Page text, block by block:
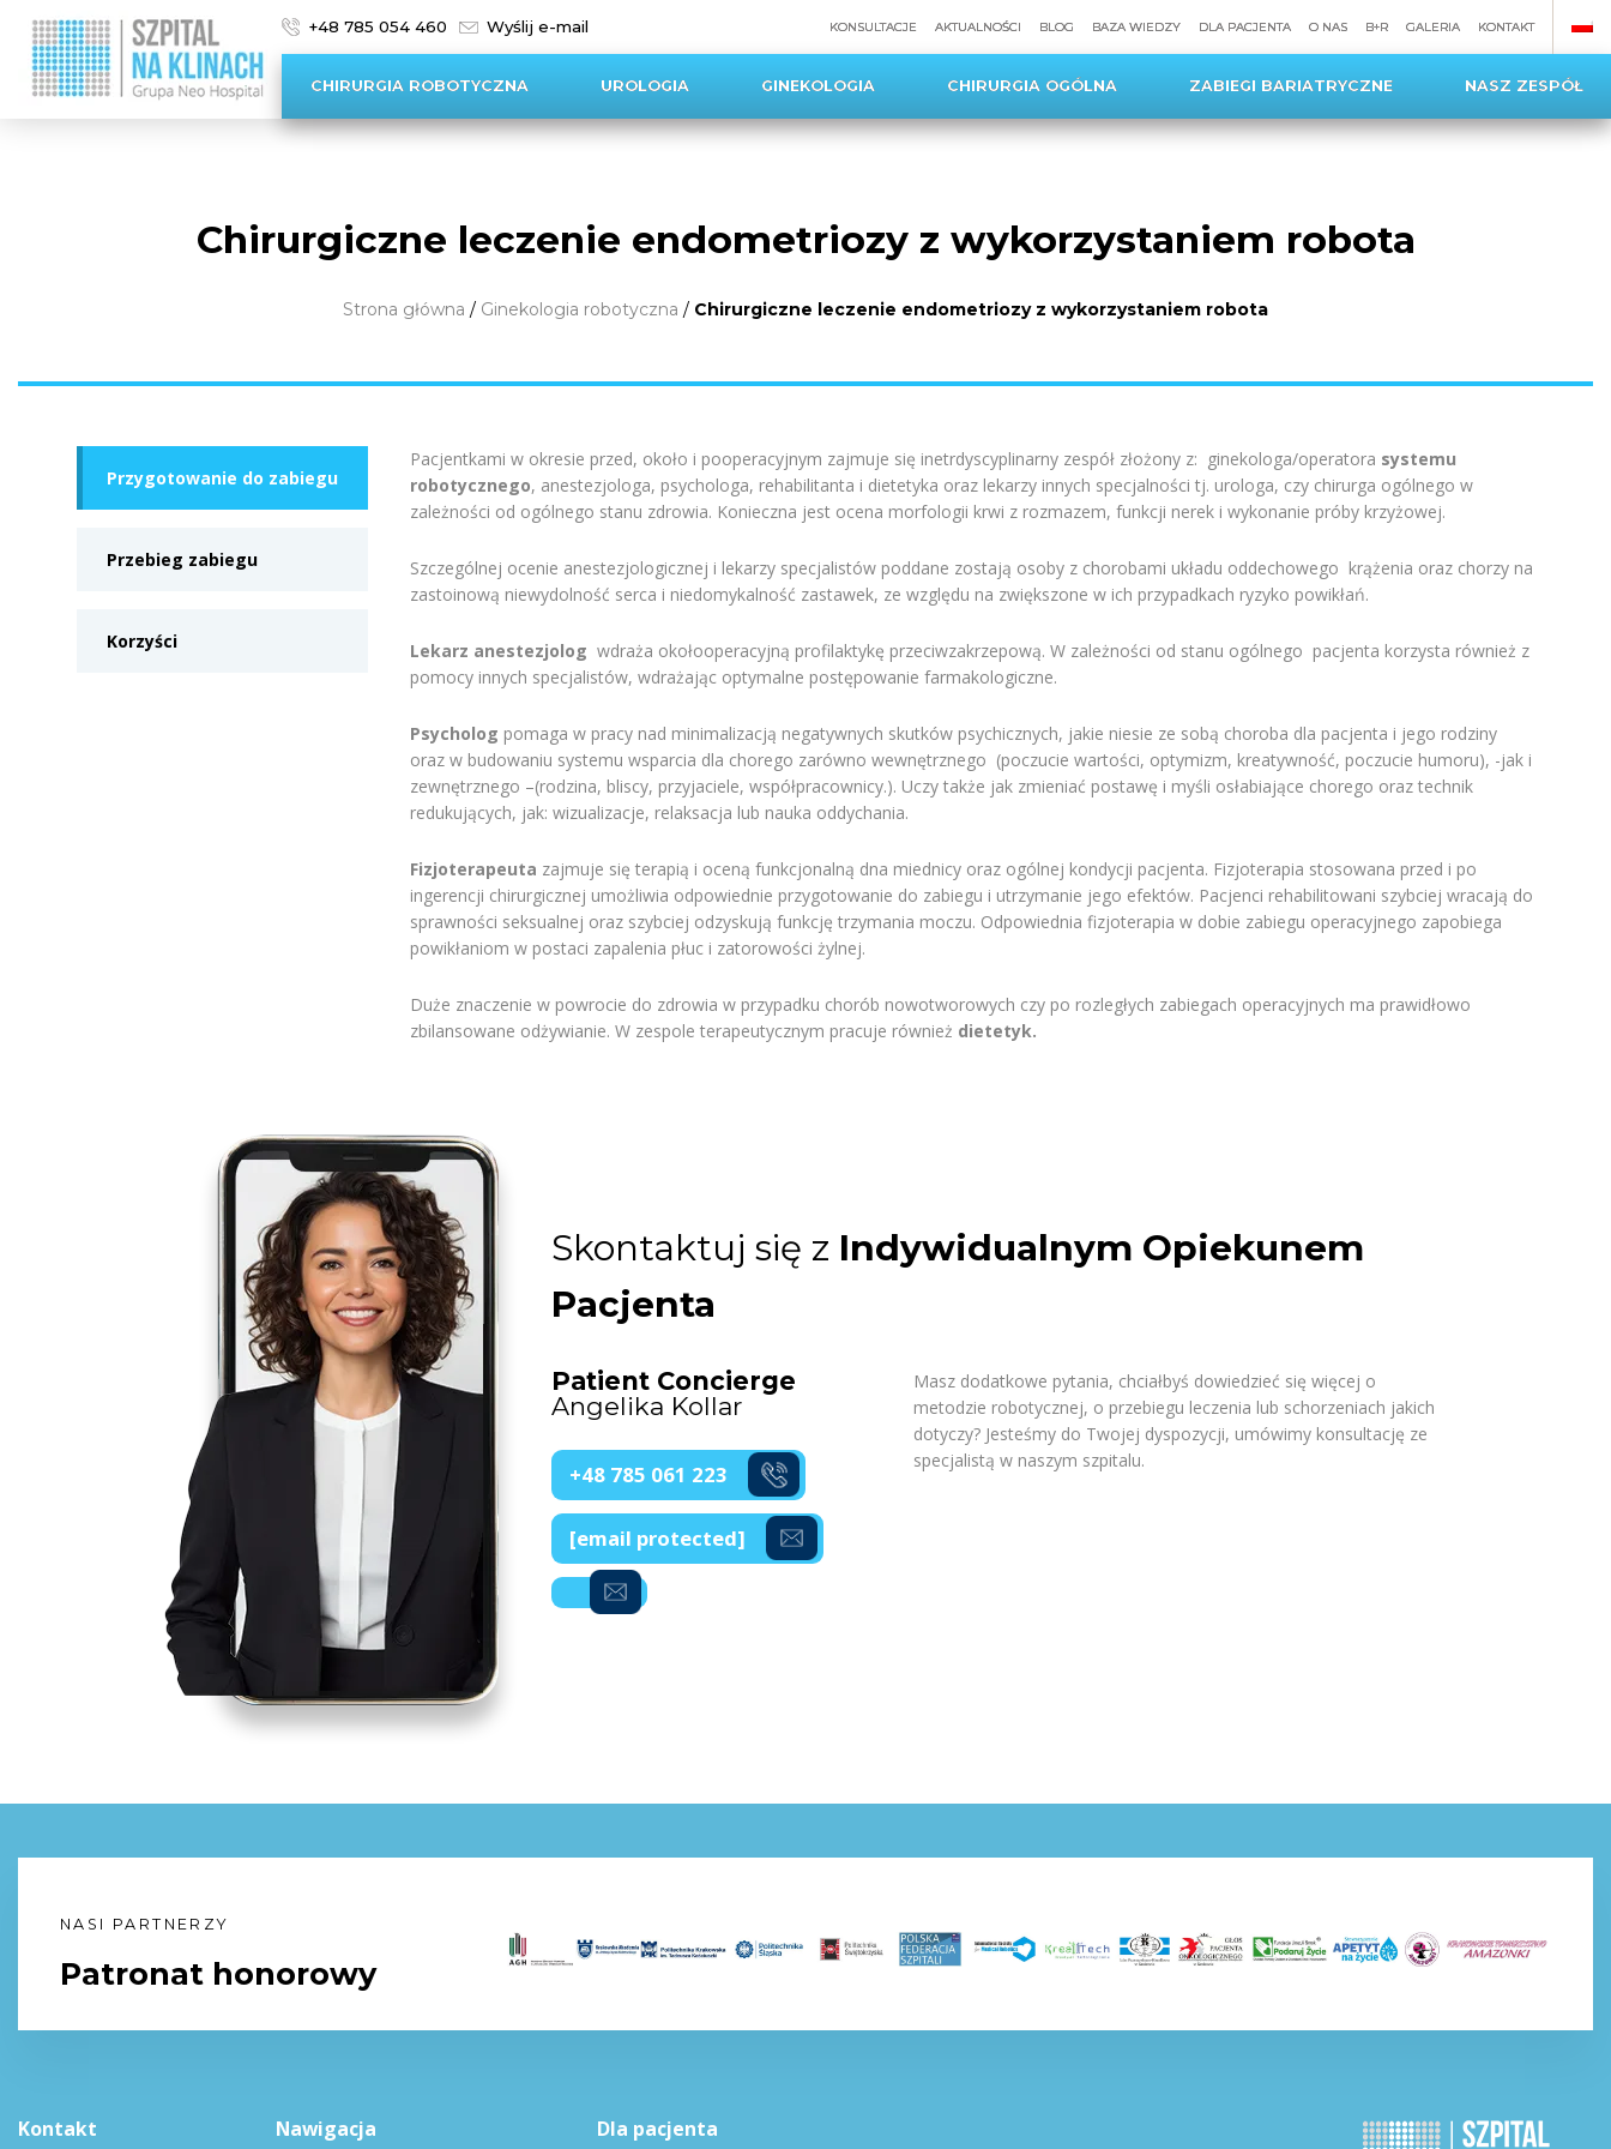
+48 785 054 460 Wyślij e-mail KONSULTACJE AKTUALNOŚCI BLOG BAZA WIEDZY DLA PACJENTA O NAS B+R GALERIA KONTAKT
CHIRURGIA ROBOTYCZNA UROLOGIA GINEKOLOGIA CHIRURGIA OGÓLNA ZABIEGI BARIATRYCZNE NASZ ZESPÓŁ
Chirurgiczne leczenie endometriozy z wykorzystaniem robota
Strona główna / Ginekologia robotyczna / Chirurgiczne leczenie endometriozy z wykorzystaniem robota
Przygotowanie do zabiegu
Przebieg zabiegu
Korzyści
Pacjentkami w okresie przed, około i pooperacyjnym zajmuje się inetrdyscyplinarny zespół złożony z: ginekologa/operatora systemu
robotycznego, anestezjologa, psychologa, rehabilitanta i dietetyka oraz lekarzy innych specjalności tj. urologa, czy chirurga ogólnego w
zależności od ogólnego stanu zdrowia. Konieczna jest ocena morfologii krwi z rozmazem, funkcji nerek i wykonanie próby krzyżowej.
Szczególnej ocenie anestezjologicznej i lekarzy specjalistów poddane zostają osoby z chorobami układu oddechowego krążenia oraz chorzy na
zastoinową niewydolność serca i niedomykalność zastawek, ze względu na zwiększone w ich przypadkach ryzyko powikłań.
Lekarz anestezjolog wdraża okołooperacyjną profilaktykę przeciwzakrzepową. W zależności od stanu ogólnego pacjenta korzysta również z
pomocy innych specjalistów, wdrażając optymalne postępowanie farmakologiczne.
Psycholog pomaga w pracy nad minimalizacją negatywnych skutków psychicznych, jakie niesie ze sobą choroba dla pacjenta i jego rodziny
oraz w budowaniu systemu wsparcia dla chorego zarówno wewnętrznego (poczucie wartości, optymizm, kreatywność, poczucie humoru), -jak i
zewnętrznego –(rodzina, bliscy, przyjaciele, współpracownicy.). Uczy także jak zmieniać postawę i myśli osłabiające chorego oraz technik
redukujących, jak: wizualizacje, relaksacja lub nauka oddychania.
Fizjoterapeuta zajmuje się terapią i oceną funkcjonalną dna miednicy oraz ogólnej kondycji pacjenta. Fizjoterapia stosowana przed i po
ingerencji chirurgicznej umożliwia odpowiednie przygotowanie do zabiegu i utrzymanie jego efektów. Pacjenci rehabilitowani szybciej wracają do
sprawności seksualnej oraz szybciej odzyskują funkcję trzymania moczu. Odpowiednia fizjoterapia w dobie zabiegu operacyjnego zapobiega
powikłaniom w postaci zapalenia płuc i zatorowości żylnej.
Duże znaczenie w powrocie do zdrowia w przypadku chorób nowotworowych czy po rozległych zabiegach operacyjnych ma prawidłowo
zbilansowane odżywianie. W zespole terapeutycznym pracuje również dietetyk.
Skontaktuj się z Indywidualnym Opiekunem
Pacjenta
Patient Concierge
Angelika Kollar
+48 785 061 223
[email protected]
Masz dodatkowe pytania, chciałbyś dowiedzieć się więcej o
metodzie robotycznej, o przebiegu leczenia lub schorzeniach jakich
dotyczy? Jesteśmy do Twojej dyspozycji, umówimy konsultację ze
specjalistą w naszym szpitalu.
NASI PARTNERZY
Patronat honorowy
Kontakt Nawigacja Dla pacjenta